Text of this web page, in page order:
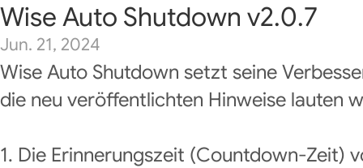
Wise Auto Shutdown v2.0.7
Jun. 21, 2024
Wise Auto Shutdown setzt seine
die neu veröffentlichten Hinweise lauten
1. Die Erinnerungszeit (Countdown-Zeit)